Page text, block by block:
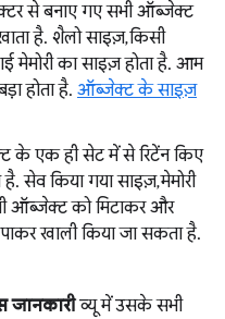
से बनाए गए सभी ऑब्जेक्ट
है. शैलो साइज़, किसी
का साइज़ होता है. आम
होता है. ऑब्जेक्ट के साइज़
के एक ही सेट में से रिटेंन किए
सेव किया गया साइज़, मेमोरी
ऑब्जेक्ट को मिटाकर और
खाली किया जा सकता है.
जानकारीव्यू में उसके सभी